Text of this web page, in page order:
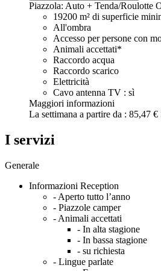
Piazzola: Auto + Tenda/Roulotte
19200 m² di superficie
All'ombra
Accesso per persone con
Animali accettati*
Raccordo acqua
Raccordo scarico
Elettricità
Cavo antenna TV : sì
Maggiori informazioni
La settimana a partire da : 85,47 €
I servizi
Generale
Informazioni Reception
- Aperto tutto l’anno
- Piazzole camper
- Animali accettati
- In alta stagione
- In bassa stagione
- su richiesta
- Lingue parlate